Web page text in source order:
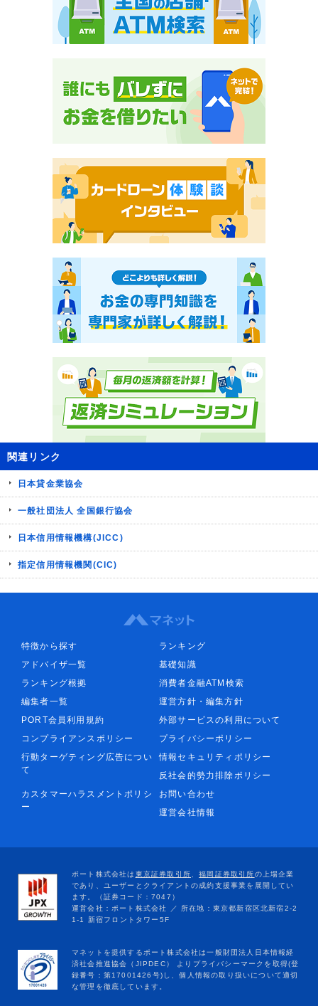
関連リンク
日本貸金業協会
一般社団法人 全国銀行協会
日本信用情報機構(JICC)
指定信用情報機関(CIC)
特徴から探す
ランキング
アドバイザ一覧
基礎知識
ランキング根拠
消費者金融ATM検索
編集者一覧
運営方針・編集方針
PORT会員利用規約
外部サービスの利用について
コンプライアンスポリシー
プライバシーポリシー
行動ターゲティング広告につい
て
情報セキュリティポリシー
反社会的勢力排除ポリシー
カスタマーハラスメントポリシ
ー
お問い合わせ
運営会社情報